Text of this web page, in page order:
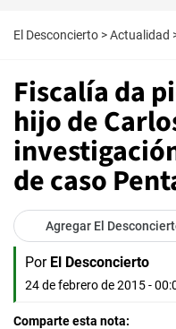
El Desconcierto >Actualidad
Fiscalía da
hijo de
de caso
Agregar El
Por El Desconcierto
24 de febrero de 2015 -
Comparte esta nota: